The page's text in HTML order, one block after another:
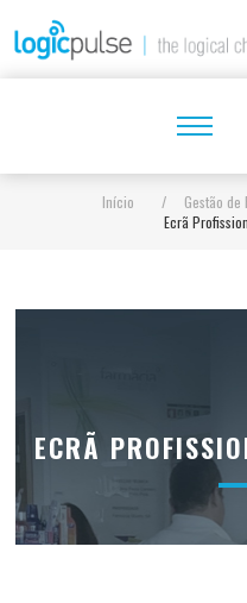
Início / Gestão de
Ecrã
ECRÃ